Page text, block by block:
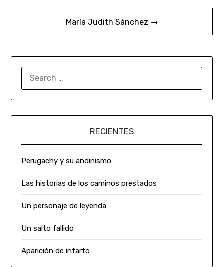
María Judith Sánchez →
RECIENTES
Perugachy y su andinismo
Las historias de los caminos prestados
Un personaje de leyenda
Un salto fallido
Aparición de infarto